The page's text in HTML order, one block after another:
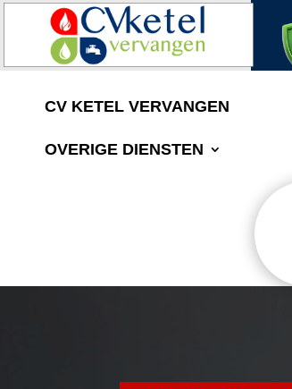
CV KETEL VERVANGEN
OVERIGE DIENSTEN